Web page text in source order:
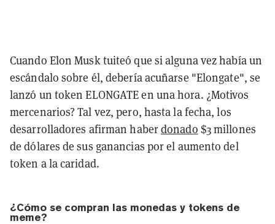
Cuando Elon Musk tuiteó que si alguna vez había un
escándalo sobre él, debería acuñarse "Elongate", se
lanzó un token ELONGATE en una hora. ¿Motivos
mercenarios? Tal vez, pero, hasta la fecha, los
desarrolladores afirman haberdonado $3 millones
de dólares de sus ganancias por el aumento del
token a la caridad.
¿Cómo se compran las monedas y tokens de
meme?